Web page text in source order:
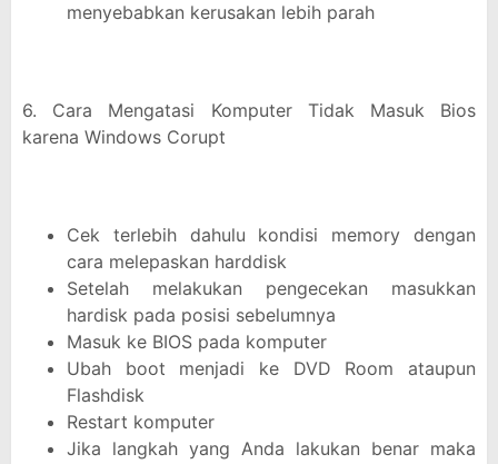
menyebabkan kerusakan lebih parah
6. Cara Mengatasi Komputer Tidak Masuk Bios
karena Windows Corupt
Cek terlebih dahulu kondisi memory dengan
cara melepaskan harddisk
Setelah melakukan pengecekan masukkan
hardisk pada posisi sebelumnya
Masuk ke BIOS pada komputer
Ubah boot menjadi ke DVD Room ataupun
Flashdisk
Restart komputer
Jika langkah yang Anda lakukan benar maka